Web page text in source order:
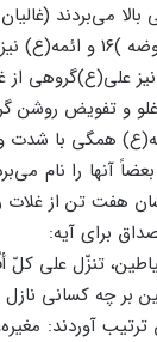
بالا می‌بردند
ائمه(ع) نسبت
از
غلو و تفویض روشن
همگی با
آنها را نام
هفت تن از غلات
برای آیه:
تنزّل علی کلّ
بر چه کسانی
آوردند: